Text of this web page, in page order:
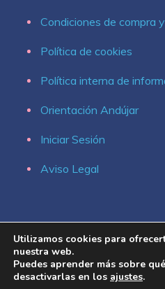
Condiciones de compra
Política de cookies
Política interna de
Orientación Andújar
Iniciar Sesión
Aviso Legal
Utilizamos cookies para
nuestra web.
Puedes aprender más sobre
desactivarlas en los ajustes.